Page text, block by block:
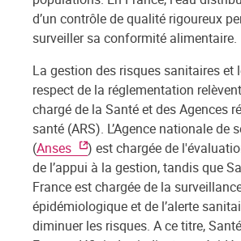
d’un contrôle de qualité rigoureux
surveiller sa conformité alimentaire.
La gestion des risques sanitaires et
respect de la réglementation
chargé de la Santé et des Agences
santé (ARS). L’Agence nationale de
(Anses
) est chargée de
de l’appui à la gestion, tandis que
France est chargée de la
épidémiologique et de l’alerte
diminuer les risques. A ce titre,